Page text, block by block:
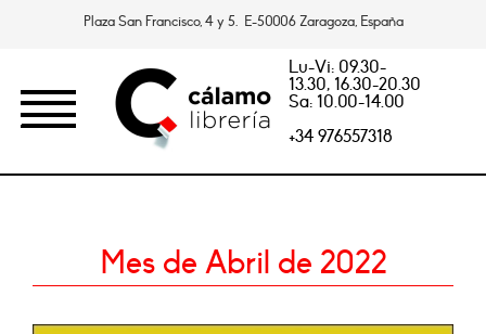
Plaza San Francisco, 4 y 5. E-50006 Zaragoza, España
Lu-Vi: 09.30-
13.30, 16.30-20.30
Sa: 10.00-14.00
+34 976557318
Mes de Abril de 2022